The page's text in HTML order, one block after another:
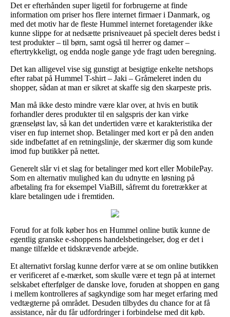
Det er efterhånden super ligetil for forbrugerne at finde
information om priser hos flere internet firmaer i Danmark, og
med det motiv har de fleste Hummel internet foretagender ikke
kunne slippe for at nedsætte prisniveauet på specielt deres bedst i
test produkter – til børn, samt også til herrer og damer –
eftertrykkeligt, og endda nogle gange yde fragt uden beregning.
Det kan alligevel vise sig gunstigt at besigtige enkelte netshops
efter rabat på Hummel T-shirt – Jaki – Gråmeleret inden du
shopper, sådan at man er sikret at skaffe sig den skarpeste pris.
Man må ikke desto mindre være klar over, at hvis en butik
forhandler deres produkter til en salgspris der kan virke
grænseløst lav, så kan det undertiden være et karakteristika der
viser en fup internet shop. Betalinger med kort er på den anden
side indbefattet af en retningslinje, der skærmer dig som kunde
imod fup butikker på nettet.
Generelt slår vi et slag for betalinger med kort eller MobilePay.
Som en alternativ mulighed kan du udnytte en løsning på
afbetaling fra for eksempel ViaBill, såfremt du foretrækker at
klare betalingen ude i fremtiden.
Forud for at folk køber hos en Hummel online butik kunne de
egentlig granske e-shoppens handelsbetingelser, dog er det i
mange tilfælde et tidskrævende arbejde.
Et alternativt forslag kunne derfor være at se om online butikken
er verificeret af e-mærket, som skulle være et tegn på at internet
selskabet efterfølger de danske love, foruden at shoppen en gang
i mellem kontrolleres af sagkyndige som har meget erfaring med
vedtægterne på området. Desuden tilbydes du chance for at få
assistance, når du får udfordringer i forbindelse med dit køb.